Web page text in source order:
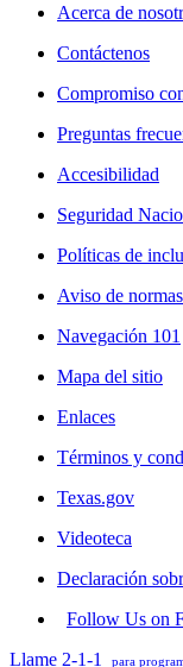
Acerca de
Contáctenos
Compromiso
Preguntas
Accesibilidad
Seguridad
Políticas de
Aviso de
Navegación 101
Mapa del sitio
Enlaces
Términos y
Texas.gov
Videoteca
Declaración
Follow Us on
Llame 2-1-1
para